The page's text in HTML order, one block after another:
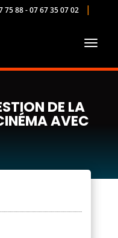
75 88 - 07 67 35 07 02
DE LA
AVEC